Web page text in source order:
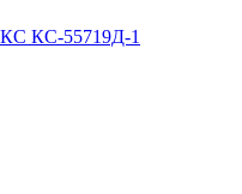
КС-55719Д-1